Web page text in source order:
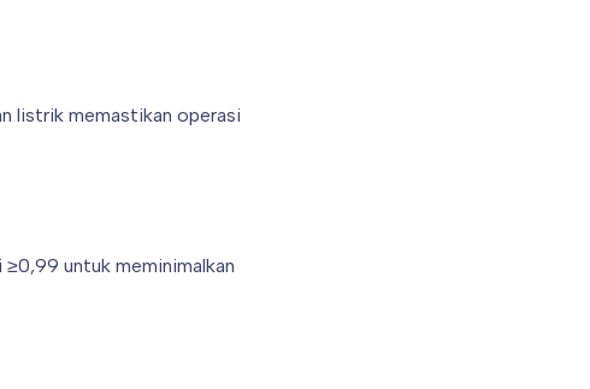
listrik memastikan operasi
untuk meminimalkan